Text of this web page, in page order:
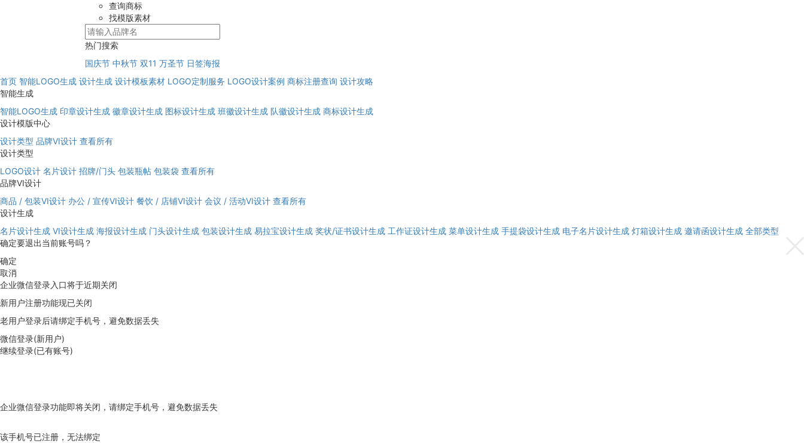
查询商标
找模版素材
热门搜索
国庆节 中秋节 双11 万圣节 日签海报
首页 智能LOGO生成 设计生成 设计模板素材 LOGO定制服务 LOGO设计案例 商标注册查询 设计攻略
智能生成
智能LOGO生成 印章设计生成 徽章设计生成 图标设计生成 班徽设计生成 队徽设计生成 商标设计生成
设计模版中心
设计类型 品牌VI设计 查看所有
设计类型
LOGO设计 名片设计 招牌/门头 包装瓶帖 包装袋 查看所有
品牌VI设计
商品 / 包装VI设计 办公 / 宣传VI设计 餐饮 / 店铺VI设计 会议 / 活动VI设计 查看所有
设计生成
名片设计生成 VI设计生成 海报设计生成 门头设计生成 包装设计生成 易拉宝设计生成 奖状/证书设计生成 工作证设计生成 菜单设计生成 手提袋设计生成 电子名片设计生成 灯箱设计生成 邀请函设计生成 全部类型
确定要退出当前账号吗？
确定
取消
企业微信登录入口将于近期关闭
新用户注册功能现已关闭
老用户登录后请绑定手机号，避免数据丢失
微信登录(新用户)
继续登录(已有账号)
企业微信登录功能即将关闭，请绑定手机号，避免数据丢失
该手机号已注册，无法绑定